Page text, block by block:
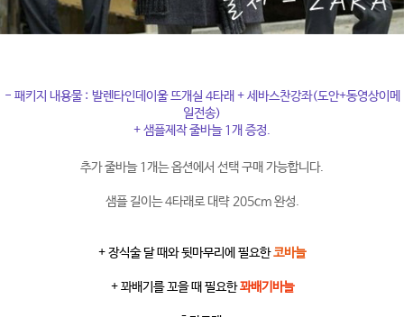
- 패키지 내용물 : 발렌타인데이울 뜨개실 4타래 + 세바스찬강좌(도안+동영상이메
일전송)
+ 샘플제작 줄바늘 1개 증정.
추가 줄바늘 1개는 옵션에서 선택 구매 가능합니다.
샘플 길이는 4타래로 대략 205cm 완성.
+ 장식술 달 때와 뒷마무리에 필요한코바늘
+ 꽈배기를 꼬을 때 필요한꽈배기바늘